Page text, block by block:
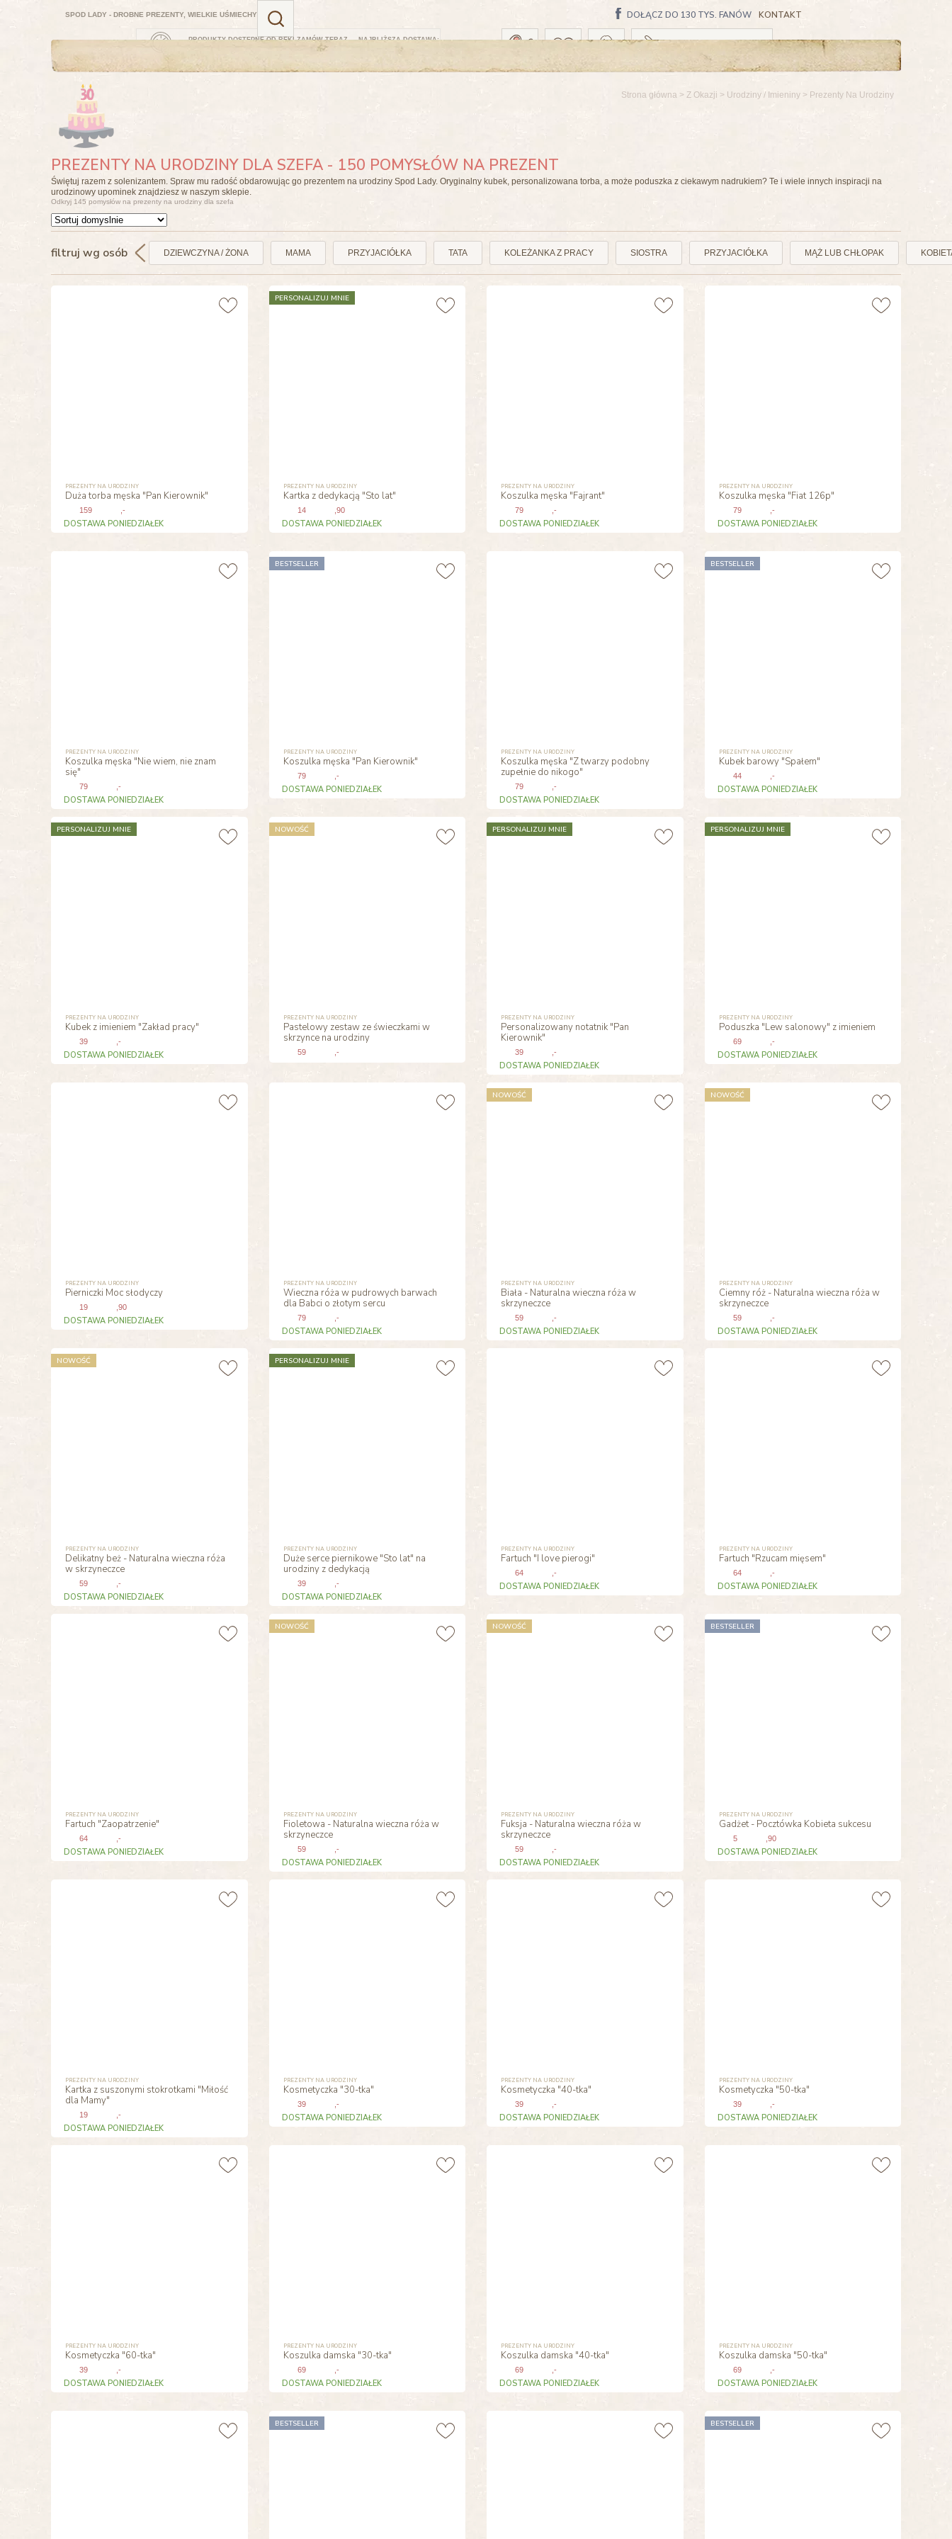
PRODUKTY DOSTĘPNE OD RĘKI ZAMÓW TERAZ — NAJBLIŻSZA DOSTAWA:
DOŁĄCZ DO 130 TYS. FANÓW KONTAKT
SPOD LADY - DROBNE PREZENTY, WIELKIE UŚMIECHY
Koszyk pusty
PREZENTY NA URODZINY DLA SZEFA - 150 POMYSŁÓW NA PREZENT
Strona główna > Z Okazji > Urodziny / Imieniny > Prezenty Na Urodziny
Świętuj razem z solenizantem. Spraw mu radość obdarowując go prezentem na urodziny Spod Lady. Oryginalny kubek, personalizowana torba, a może poduszka z ciekawym nadrukiem? Te i wiele innych inspiracji na
urodzinowy upominek znajdziesz w naszym sklepie.
Odkryj 145 pomysłów na prezenty na urodziny dla szefa
filtruj wg osób DZIEWCZYNA / ŻONA MAMA PRZYJACIÓŁKA TATA KOLEŻANKA Z PRACY SIOSTRA PRZYJACIÓŁKA MĄŻ LUB CHŁOPAK
PREZENTY NA URODZINY
Duża torba męska "Pan Kierownik"
159 ,-
DOSTAWA PONIEDZIAŁEK
PREZENTY NA URODZINY
Kartka z dedykacją "Sto lat"
14 ,90
DOSTAWA PONIEDZIAŁEK
PERSONALIZUJ MNIE
PREZENTY NA URODZINY
Koszulka męska "Fajrant"
79 ,-
DOSTAWA PONIEDZIAŁEK
PREZENTY NA URODZINY
Koszulka męska "Fiat 126p"
79 ,-
DOSTAWA PONIEDZIAŁEK
PREZENTY NA URODZINY
Koszulka męska "Nie wiem, nie znam
się"
79 ,-
DOSTAWA PONIEDZIAŁEK
PREZENTY NA URODZINY
Koszulka męska "Pan Kierownik"
79 ,-
DOSTAWA PONIEDZIAŁEK
BESTSELLER
PREZENTY NA URODZINY
Koszulka męska "Z twarzy podobny
zupełnie do nikogo"
79 ,-
DOSTAWA PONIEDZIAŁEK
PREZENTY NA URODZINY
Kubek barowy "Spałem"
44 ,-
DOSTAWA PONIEDZIAŁEK
BESTSELLER
PREZENTY NA URODZINY
Kubek z imieniem "Zakład pracy"
39 ,-
DOSTAWA PONIEDZIAŁEK
PERSONALIZUJ MNIE
PREZENTY NA URODZINY
Pastelowy zestaw ze świeczkami w
skrzynce na urodziny
59 ,-
NOWOŚĆ
PREZENTY NA URODZINY
Personalizowany notatnik "Pan
Kierownik"
39 ,-
DOSTAWA PONIEDZIAŁEK
PERSONALIZUJ MNIE
PREZENTY NA URODZINY
Poduszka "Lew salonowy" z imieniem
69 ,-
DOSTAWA PONIEDZIAŁEK
PERSONALIZUJ MNIE
PREZENTY NA URODZINY
Pierniczki Moc słodyczy
19 ,90
DOSTAWA PONIEDZIAŁEK
PREZENTY NA URODZINY
Wieczna róża w pudrowych barwach
dla Babci o złotym sercu
79 ,-
DOSTAWA PONIEDZIAŁEK
PREZENTY NA URODZINY
Biała - Naturalna wieczna róża w
skrzyneczce
59 ,-
DOSTAWA PONIEDZIAŁEK
NOWOŚĆ
PREZENTY NA URODZINY
Ciemny róż - Naturalna wieczna róża w
skrzyneczce
59 ,-
DOSTAWA PONIEDZIAŁEK
NOWOŚĆ
PREZENTY NA URODZINY
Delikatny beż - Naturalna wieczna róża
w skrzyneczce
59 ,-
DOSTAWA PONIEDZIAŁEK
NOWOŚĆ
PREZENTY NA URODZINY
Duże serce piernikowe "Sto lat" na
urodziny z dedykacją
39 ,-
DOSTAWA PONIEDZIAŁEK
PERSONALIZUJ MNIE
PREZENTY NA URODZINY
Fartuch "I love pierogi"
64 ,-
DOSTAWA PONIEDZIAŁEK
PREZENTY NA URODZINY
Fartuch "Rzucam mięsem"
64 ,-
DOSTAWA PONIEDZIAŁEK
PREZENTY NA URODZINY
Fartuch "Zaopatrzenie"
64 ,-
DOSTAWA PONIEDZIAŁEK
PREZENTY NA URODZINY
Fioletowa - Naturalna wieczna róża w
skrzyneczce
59 ,-
DOSTAWA PONIEDZIAŁEK
NOWOŚĆ
PREZENTY NA URODZINY
Fuksja - Naturalna wieczna róża w
skrzyneczce
59 ,-
DOSTAWA PONIEDZIAŁEK
NOWOŚĆ
PREZENTY NA URODZINY
Gadżet - Pocztówka Kobieta sukcesu
5 ,90
DOSTAWA PONIEDZIAŁEK
BESTSELLER
PREZENTY NA URODZINY
Kartka z suszonymi stokrotkami "Miłość
dla Mamy"
19 ,-
DOSTAWA PONIEDZIAŁEK
PREZENTY NA URODZINY
Kosmetyczka "30-tka"
39 ,-
DOSTAWA PONIEDZIAŁEK
PREZENTY NA URODZINY
Kosmetyczka "40-tka"
39 ,-
DOSTAWA PONIEDZIAŁEK
PREZENTY NA URODZINY
Kosmetyczka "50-tka"
39 ,-
DOSTAWA PONIEDZIAŁEK
PREZENTY NA URODZINY
Kosmetyczka "60-tka"
39 ,-
DOSTAWA PONIEDZIAŁEK
PREZENTY NA URODZINY
Koszulka damska "30-tka"
69 ,-
DOSTAWA PONIEDZIAŁEK
PREZENTY NA URODZINY
Koszulka damska "40-tka"
69 ,-
DOSTAWA PONIEDZIAŁEK
PREZENTY NA URODZINY
Koszulka damska "50-tka"
69 ,-
DOSTAWA PONIEDZIAŁEK
BESTSELLER BESTSELLER